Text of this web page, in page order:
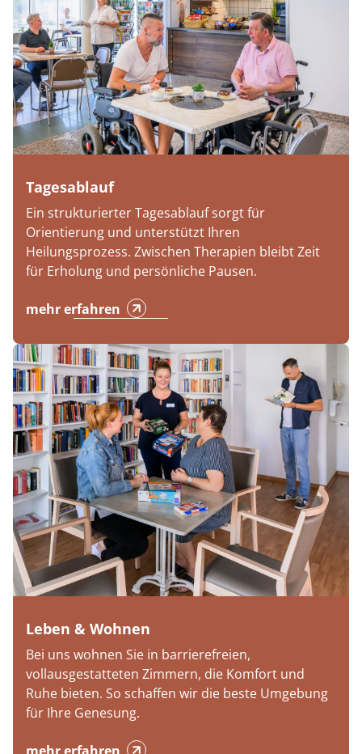
Tagesablauf
Ein strukturierter Tagesablauf sorgt für
Orientierung und unterstützt Ihren
Heilungsprozess. Zwischen Therapien bleibt Zeit
für Erholung und persönliche Pausen.
mehr erfahren
Leben & Wohnen
Bei uns wohnen Sie in barrierefreien,
vollausgestatteten Zimmern, die Komfort und
Ruhe bieten. So schaffen wir die beste Umgebung
für Ihre Genesung.